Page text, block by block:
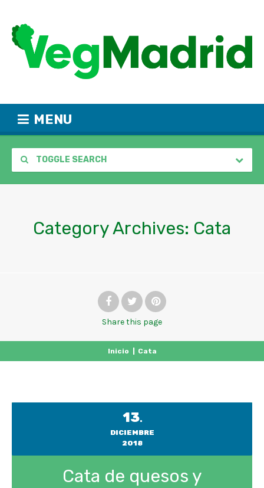
MENU
TOGGLE SEARCH
Category Archives: Cata
Sharethis page
Inicio Cata
13.
DICIEMBRE
2018
Cata de quesos y